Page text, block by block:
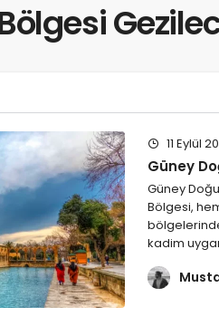
11 Eylül
Güney
Güney
Bölgesi,
kadim